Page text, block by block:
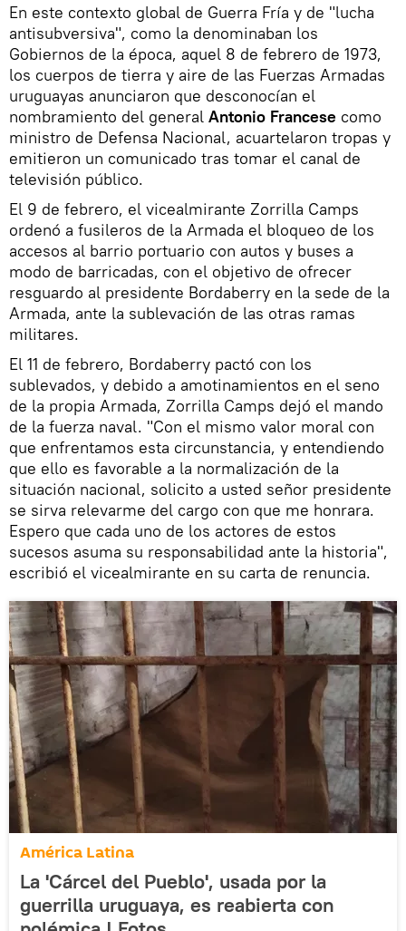
En este contexto global de Guerra Fría y de "lucha
antisubversiva", como la denominaban los
Gobiernos de la época, aquel 8 de febrero de 1973,
los cuerpos de tierra y aire de las Fuerzas Armadas
uruguayas anunciaron que desconocían el
nombramiento del general Antonio Francese como
ministro de Defensa Nacional, acuartelaron tropas y
emitieron un comunicado tras tomar el canal de
televisión público.
El 9 de febrero, el vicealmirante Zorrilla Camps
ordenó a fusileros de la Armada el bloqueo de los
accesos al barrio portuario con autos y buses a
modo de barricadas, con el objetivo de ofrecer
resguardo al presidente Bordaberry en la sede de la
Armada, ante la sublevación de las otras ramas
militares.
El 11 de febrero, Bordaberry pactó con los
sublevados, y debido a amotinamientos en el seno
de la propia Armada, Zorrilla Camps dejó el mando
de la fuerza naval. "Con el mismo valor moral con
que enfrentamos esta circunstancia, y entendiendo
que ello es favorable a la normalización de la
situación nacional, solicito a usted señor presidente
se sirva relevarme del cargo con que me honrara.
Espero que cada uno de los actores de estos
sucesos asuma su responsabilidad ante la historia",
escribió el vicealmirante en su carta de renuncia.
América Latina
La 'Cárcel del Pueblo', usada por la
guerrilla uruguaya, es reabierta con